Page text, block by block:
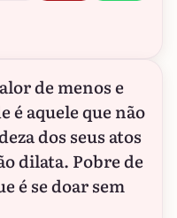
de menos e
é aquele que não
dos seus atos
dilata. Pobre de
é se doar sem